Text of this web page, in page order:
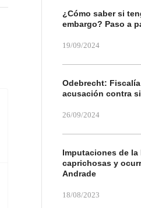
¿Cómo saber si
embargo? Paso a
19/09/2024
Odebrecht:
acusación contra
26/09/2024
Imputaciones de la
caprichosas y
Andrade
18/08/2023